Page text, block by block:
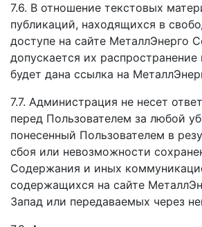
7.6. В отношение текстовых
публикаций, находящихся в
доступе на сайте МеталлЭнерго
допускается их распространение
будет дана ссылка на
7.7. Администрация не несет
перед Пользователем за любой
понесенный Пользователем в
сбоя или невозможности
Содержания и иных
содержащихся на сайте
Запад или передаваемых через